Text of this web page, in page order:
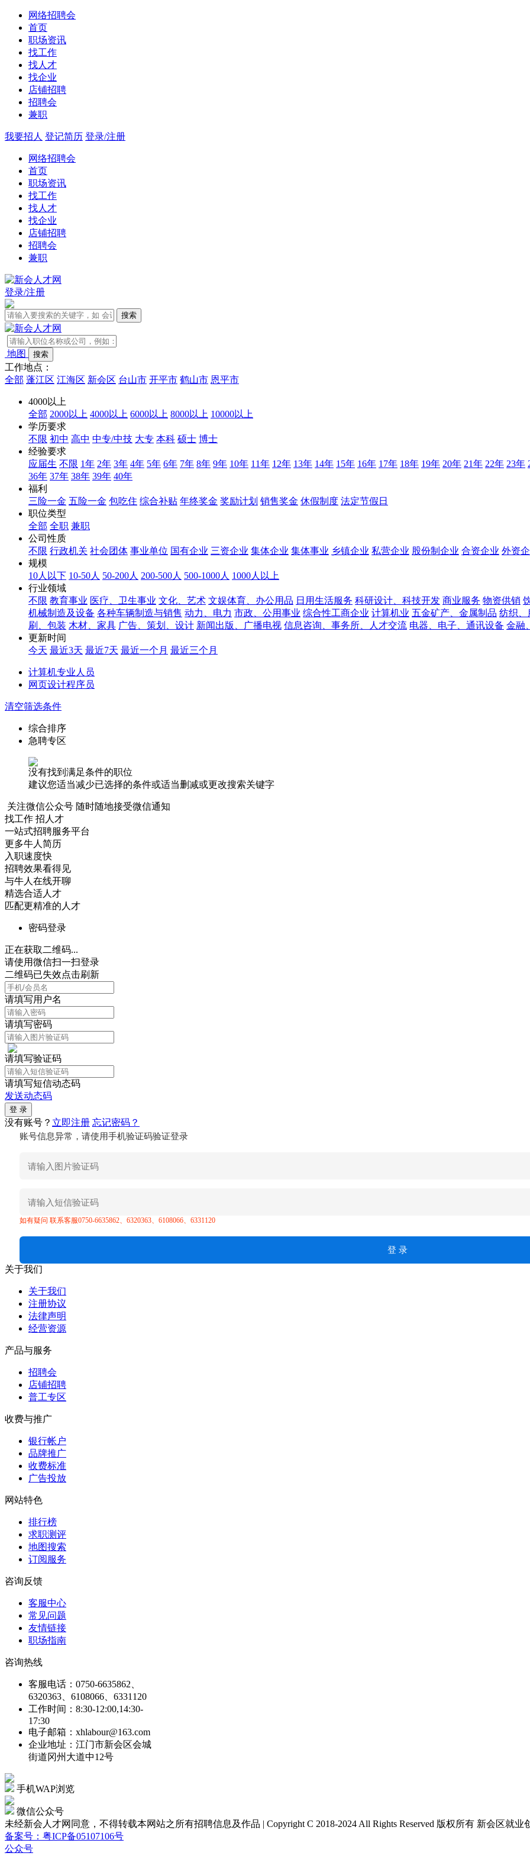
网络招聘会
首页
职场资讯
找工作
找人才
找企业
店铺招聘
招聘会
兼职
我要招人 登记简历 登录/注册
网络招聘会
首页
职场资讯
找工作
找人才
找企业
店铺招聘
招聘会
兼职
登录/注册
地图
工作地点：
全部 蓬江区 江海区 新会区 台山市 开平市 鹤山市 恩平市
4000以上
全部 2000以上 4000以上 6000以上 8000以上 10000以上
学历要求
不限 初中 高中 中专/中技 大专 本科 硕士 博士
经验要求
应届生 不限 1年 2年 3年 4年 5年 6年 7年 8年 9年 10年 11年 12年 13年 14年 15年 16年 17年 18年 19年 20年 21年 22年 23年
36年 37年 38年 39年 40年
福利
三险一金 五险一金 包吃住 综合补贴 年终奖金 奖励计划 销售奖金 休假制度 法定节假日
职位类型
全部 全职 兼职
公司性质
不限 行政机关 社会团体 事业单位 国有企业 三资企业 集体企业 集体事业 乡镇企业 私营企业 股份制企业 合资企业 外资
规模
10人以下 10-50人 50-200人 200-500人 500-1000人 1000人以上
行业领域
不限 教育事业 医疗、卫生事业 文化、艺术 文娱体育、办公用品 日用生活服务 科研设计、科技开发 商业服务 物资供销
机械制造及设备 各种车辆制造与销售 动力、电力 市政、公用事业 综合性工商企业 计算机业 五金矿产、金属制品 纺织、
刷、包装 木材、家具 广告、策划、设计 新闻出版、广播电视 信息咨询、事务所、人才交流 电器、电子、通讯设备 金融
更新时间
今天 最近3天 最近7天 最近一个月 最近三个月
计算机专业人员
网页设计程序员
清空筛选条件
综合排序
急聘专区
没有找到满足条件的职位
建议您适当减少已选择的条件或适当删减或更改搜索关键字
关注微信公众号 随时随地接受微信通知
找工作 招人才
一站式招聘服务平台
更多牛人简历
入职速度快
招聘效果看得见
与牛人在线开聊
精选合适人才
匹配更精准的人才
密码登录
正在获取二维码...
请使用微信扫一扫登录
二维码已失效点击刷新
请填写用户名
请填写密码
请填写验证码
请填写短信动态码
发送动态码
没有账号？ 立即注册 忘记密码？
账号信息异常，请使用手机验证码验证登录
如有疑问 联系客服0750-6635862、6320363、6108066、6331120
关于我们
关于我们
注册协议
法律声明
经营资源
产品与服务
招聘会
店铺招聘
普工专区
收费与推广
银行帐户
品牌推广
收费标准
广告投放
网站特色
排行榜
求职测评
地图搜索
订阅服务
咨询反馈
客服中心
常见问题
友情链接
职场指南
咨询热线
客服电话：0750-6635862、
6320363、6108066、6331120
工作时间：8:30-12:00,14:30-
17:30
电子邮箱：xhlabour@163.com
企业地址：江门市新会区会城
街道冈州大道中12号
手机WAP浏览
微信公众号
未经新会人才网同意，不得转载本网站之所有招聘信息及作品 | Copyright C 2018-2024 All Rights Reserved 版权所有 新会区就业
备案号：粤ICP备05107106号
公众号